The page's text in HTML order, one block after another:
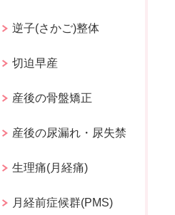
逆子(さかご)整体
切迫早産
産後の骨盤矯正
産後の尿漏れ・尿失禁
生理痛(月経痛)
月経前症候群(PMS)